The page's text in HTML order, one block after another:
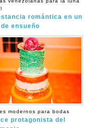
romántica en un
de ensueño
modernos para bodas
protagonista del